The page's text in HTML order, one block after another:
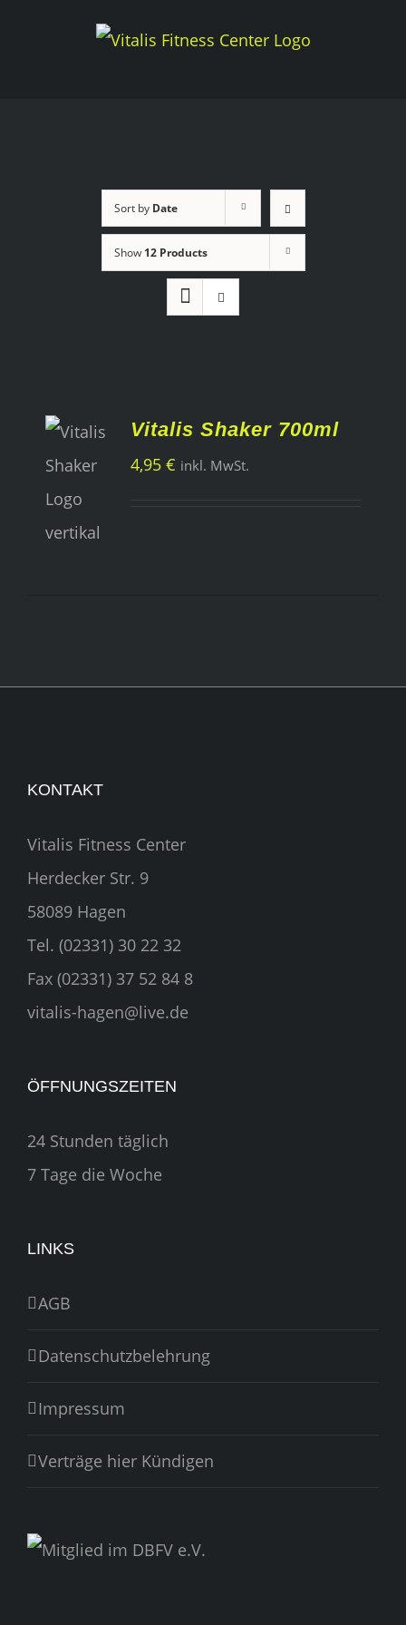
Sort by Date
Show 12 Products
Vitalis Shaker 700ml
4,95 € inkl. MwSt.
KONTAKT
Vitalis Fitness Center
Herdecker Str. 9
58089 Hagen
Tel. (02331) 30 22 32
Fax (02331) 37 52 84 8
vitalis-hagen@live.de
ÖFFNUNGSZEITEN
24 Stunden täglich
7 Tage die Woche
LINKS
AGB
Datenschutzbelehrung
Impressum
Verträge hier Kündigen